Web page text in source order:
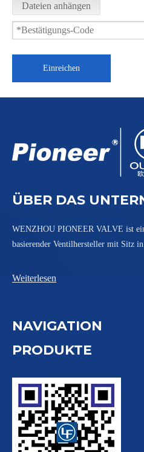
Dateien anhängen
Einreichen
ÜBER DAS
WENZHOU PIONEER VALVE ist
basierender Ventilhersteller mit Sitz
Weiterlesen
NAVIGATION
PRODUKTE